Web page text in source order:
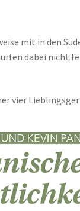
mit in den
dabei nicht
vier